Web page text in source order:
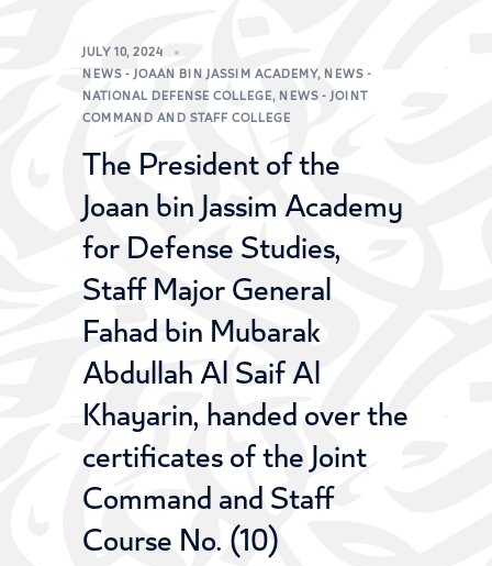
JULY 10, 2024
NEWS - JOAAN BIN JASSIM ACADEMY, NEWS -
NATIONAL DEFENSE COLLEGE, NEWS - JOINT
COMMAND AND STAFF COLLEGE
The President of the
Joaan bin Jassim Academy
for Defense Studies,
Staff Major General
Fahad bin Mubarak
Abdullah Al Saif Al
Khayarin, handed over the
certificates of the Joint
Command and Staff
Course No. (10)